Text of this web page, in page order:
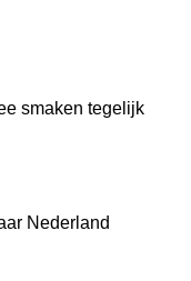
smaken tegelijk
Nederland